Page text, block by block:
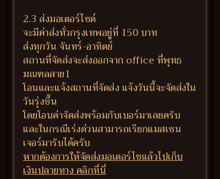
2.3 ส่งมอเตอร์ไซด์
จะมีค่าส่งทั่วกรุงเทพอยู่ที่ 150 บาท
ส่งทุกวัน จันทร์-อาทิตย์
สถานที่จัดส่งจะส่งออกจาก office ที่พุทธ
มณฑลสาย1
โอนและแจ้งสถานที่จัดส่ง แจ้งวันนี้จะจัดส่งใน
วันรุ่งขึ้น
โดยโอนค่าจัดส่งพร้อมกับเบอร์มาเลยครับ
และในกรณีเร่งด่วนสามารถเรียกแมสเซน
เจอร์มารับได้ครับ
หากต้องการให้จัดส่งมอเตอร์ไซแล้วไปเก็บ
เงินปลายทาง คลิกที่นี่